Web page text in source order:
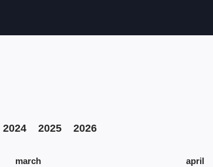
2024 2025 2026
march april